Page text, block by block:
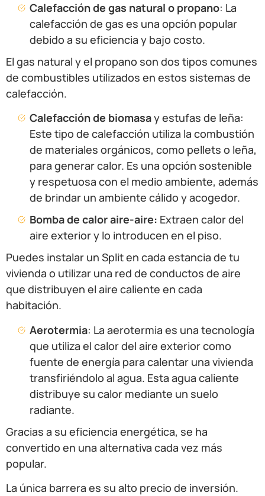
Calefacción de gas natural o propano: La
calefacción de gas es una opción popular
debido a su eficiencia y bajo costo.
El gas natural y el propano son dos tipos comunes
de combustibles utilizados en estos sistemas de
calefacción.
Calefacción de biomasay estufas de leña:
Este tipo de calefacción utiliza la combustión
de materiales orgánicos, como pellets o leña,
para generar calor. Es una opción sostenible
y respetuosa con el medio ambiente, además
de brindar un ambiente cálido y acogedor.
Bomba de calor aire-aire: Extraen calor del
aire exterior y lo introducen en el piso.
Puedes instalar un Split en cada estancia de tu
vivienda o utilizar una red de conductos de aire
que distribuyen el aire caliente en cada
habitación.
Aerotermia: La aerotermia es una tecnología
que utiliza el calor del aire exterior como
fuente de energía para calentar una vivienda
transfiriéndolo al agua. Esta agua caliente
distribuye su calor mediante un suelo
radiante.
Gracias a su eficiencia energética, se ha
convertido en una alternativa cada vez más
popular.
La única barrera es su alto precio de inversión.